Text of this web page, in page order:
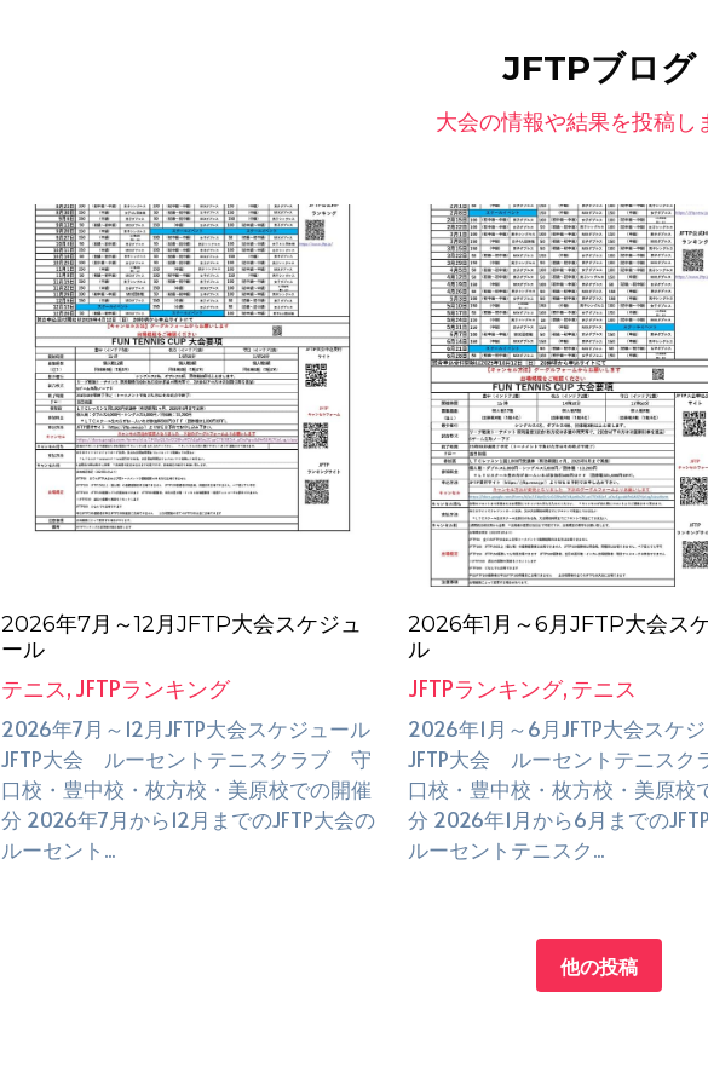
JFTPブログ
大会の情報や結果を投稿し
2026年7月～12月JFTP大会スケジュ
ール
テニス, JFTPランキング
2026年7月～12月JFTP大会スケジュール
JFTP大会 ルーセントテニスクラブ 守
口校・豊中校・枚方校・美原校での開催
分 2026年7月から12月までのJFTP大会の
ルーセント...
2026年1月～6月JFTP大会ス
ル
JFTPランキング, テニス
2026年1月～6月JFTP大会スケ
JFTP大会 ルーセントテニス
口校・豊中校・枚方校・美原校
分 2026年1月から6月までの
ルーセントテニスク...
他の投稿